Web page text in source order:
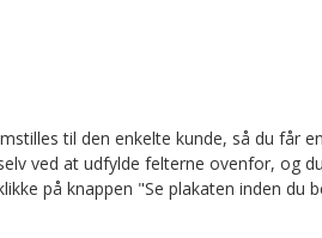
til den enkelte kunde, så du får
ved at udfylde felterne ovenfor, og
på knappen "Se plakaten inden du